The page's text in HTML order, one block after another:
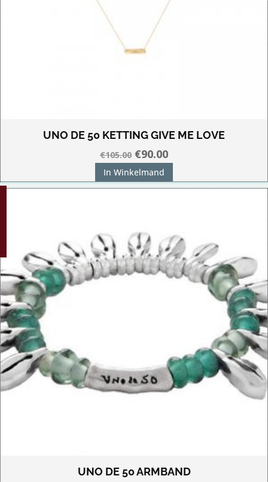
UNO DE 50 KETTING GIVE ME LOVE
€105.00 Oorspronkelijke
prijs
was:
€90.00Huidige
is:
In Winkelmand
UNO DE 50 ARMBAND